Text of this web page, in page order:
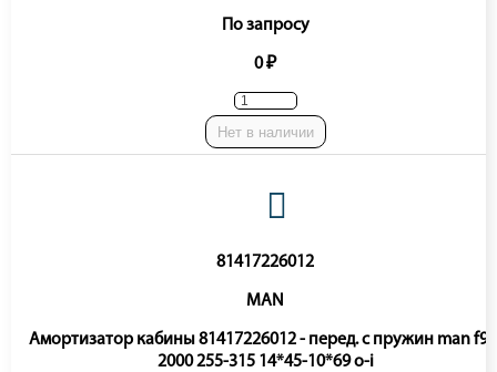
По запросу
0 ₽
Нет в наличии
81417226012
MAN
Амортизатор кабины 81417226012 - перед. с пружин man
2000 255-315 14*45-10*69 o-i